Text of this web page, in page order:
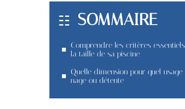
SOMMAIRE
Comprendre les critères
la taille de sa piscine
Quelle dimension pour quel usage
nage ou détente